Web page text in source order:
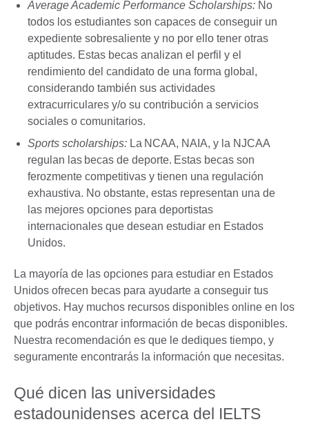
Average Academic Performance Scholarships: No
todos los estudiantes son capaces de conseguir un
expediente sobresaliente y no por ello tener otras
aptitudes. Estas becas analizan el perfil y el
rendimiento del candidato de una forma global,
considerando también sus actividades
extracurriculares y/o su contribución a servicios
sociales o comunitarios.
Sports scholarships: La NCAA, NAIA, y la NJCAA
regulan las becas de deporte. Estas becas son
ferozmente competitivas y tienen una regulación
exhaustiva. No obstante, estas representan una de
las mejores opciones para deportistas
internacionales que desean estudiar en Estados
Unidos.
La mayoría de las opciones para estudiar en Estados
Unidos ofrecen becas para ayudarte a conseguir tus
objetivos. Hay muchos recursos disponibles online en los
que podrás encontrar información de becas disponibles.
Nuestra recomendación es que le dediques tiempo, y
seguramente encontrarás la información que necesitas.
Qué dicen las universidades
estadounidenses acerca del IELTS